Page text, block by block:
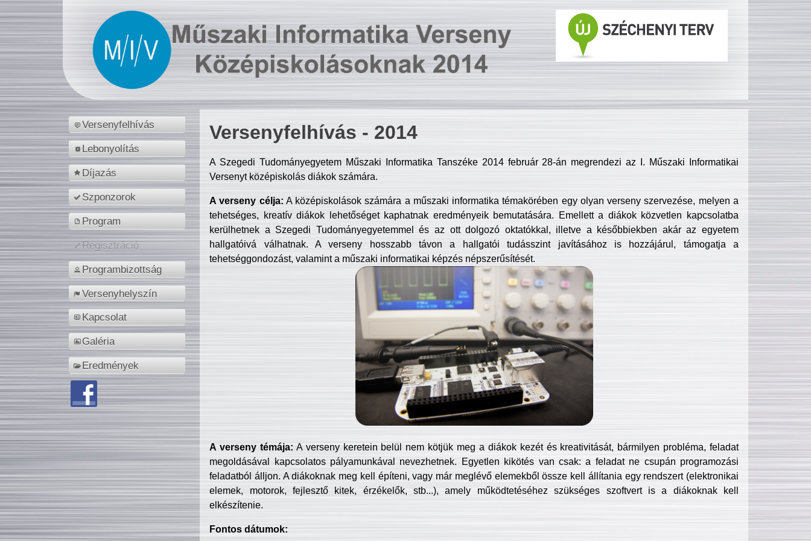
Versenyfelhívás
Lebonyolítás
Díjazás
Szponzorok
Program
Regisztráció
Programbizottság
Versenyhelyszín
Kapcsolat
Galéria
Eredmények
Versenyfelhívás - 2014
A Szegedi Tudományegyetem Műszaki Informatika Tanszéke 2014 február 28-án megrendezi az I. Műszaki Informatikai
Versenyt középiskolás diákok számára.
A verseny célja: A középiskolások számára a műszaki informatika témakörében egy olyan verseny szervezése, melyen a
tehetséges, kreatív diákok lehetőséget kaphatnak eredményeik bemutatására. Emellett a diákok közvetlen kapcsolatba
kerülhetnek a Szegedi Tudományegyetemmel és az ott dolgozó oktatókkal, illetve a későbbiekben akár az egyetem
hallgatóivá válhatnak. A verseny hosszabb távon a hallgatói tudásszint javításához is hozzájárul, támogatja a
tehetséggondozást, valamint a műszaki informatikai képzés népszerűsítését.
A verseny témája: A verseny keretein belül nem kötjük meg a diákok kezét és kreativitását, bármilyen probléma, feladat
megoldásával kapcsolatos pályamunkával nevezhetnek. Egyetlen kikötés van csak: a feladat ne csupán programozási
feladatból álljon. A diákoknak meg kell építeni, vagy már meglévő elemekből össze kell állítania egy rendszert (elektronikai
elemek, motorok, fejlesztő kitek, érzékelők, stb...), amely működtetéséhez szükséges szoftvert is a diákoknak kell
elkészítenie.
Fontos dátumok: